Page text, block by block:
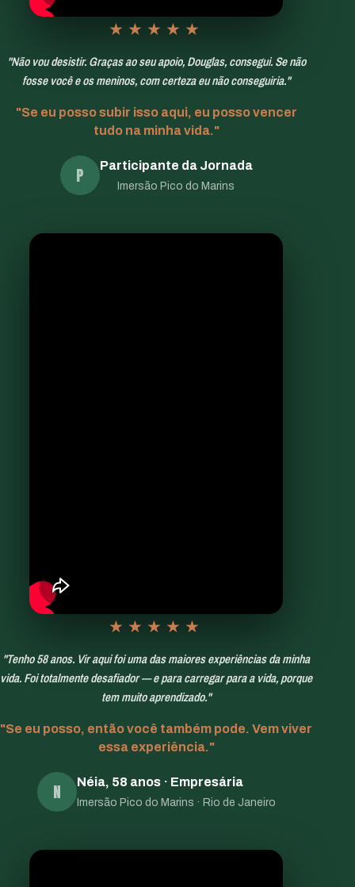
★★★★★
"Não vou desistir. Graças ao seu apoio, Douglas, consegui. Se não
fosse você e os meninos, com certeza eu não conseguiria."
"Se eu posso subir isso aqui, eu posso vencer
tudo na minha vida."
P Participante da Jornada
Imersão Pico do Marins
★★★★★
"Tenho 58 anos. Vir aqui foi uma das maiores experiências da minha
vida. Foi totalmente desafiador — e para carregar para a vida, porque
tem muito aprendizado."
"Se eu posso, então você também pode. Vem viver
essa experiência."
N Néia, 58 anos · Empresária
Imersão Pico do Marins · Rio de Janeiro